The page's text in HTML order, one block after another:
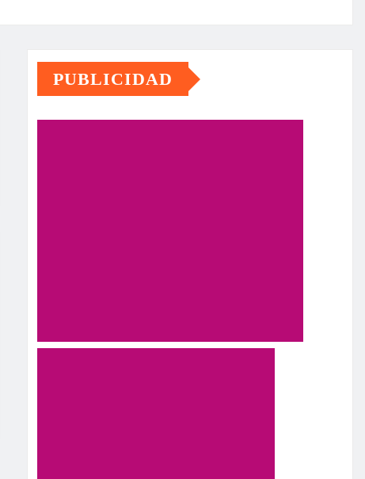
PUBLICIDAD